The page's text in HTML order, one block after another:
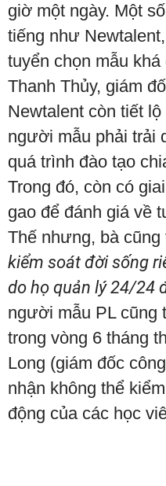
giờ một ngày. Một
tiếng như
tuyển chọn mẫu
Thanh Thủy, giám
Newtalent còn tiết
người mẫu phải trải
quá trình đào tạo
Trong đó, còn có
gao để đánh giá về
Thế nhưng, bà cũng
kiểm soát đời sống
do họ quản lý 24/24
người mẫu PL cũng
trong vòng 6 tháng
Long (giám đốc
nhận không thể
động của các học